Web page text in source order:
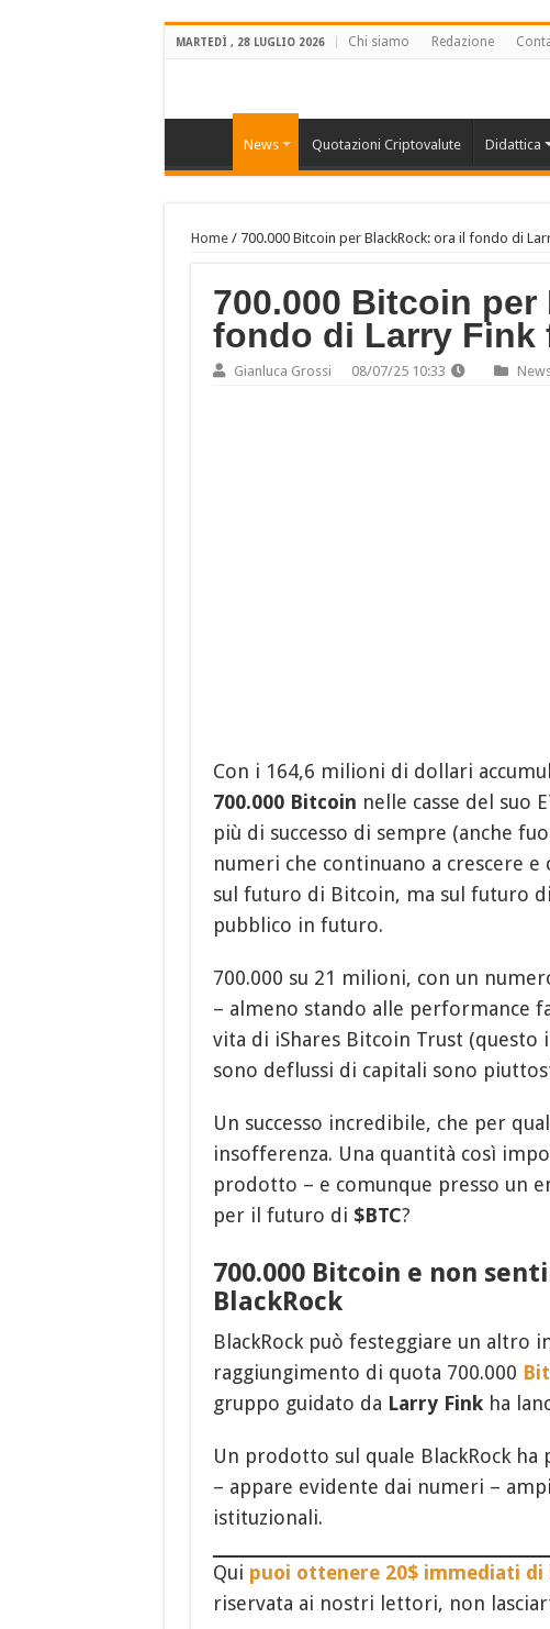
MARTEDÌ , 28 LUGLIO 2026 Chi siamo Redazione
News Quotazioni Criptovalute Didattica
Home/ 700.000 Bitcoin per BlackRock: ora il fondo di
700.000 Bitcoin
fondo di Larry Fink
Gianluca Grossi 08/07/25 10:33
Con i 164,6 milioni di dollari
700.000 Bitcoin nelle casse del suo
più di successo di sempre (anche
numeri che continuano a crescere
sul futuro di Bitcoin, ma sul futuro
pubblico in futuro.
700.000 su 21 milioni, con un
– almeno stando alle performance
vita di iShares Bitcoin Trust (questo
sono deflussi di capitali sono
Un successo incredibile, che per
insofferenza. Una quantità così
prodotto – e comunque presso un
per il futuro di $BTC?
700.000 Bitcoin e non
BlackRock
BlackRock può festeggiare un altro
raggiungimento di quota 700.000
gruppo guidato da Larry Finkha
Un prodotto sul quale BlackRock
– appare evidente dai numeri –
istituzionali.
Qui puoi ottenere 20$ immediati di
riservata ai nostri lettori, non